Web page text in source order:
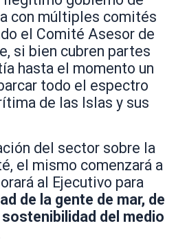
con múltiples comités
el Comité Asesor de
si bien cubren partes
hasta el momento un
todo el espectro
de las Islas y sus
del sector sobre la
el mismo comenzará a
al Ejecutivo para
de la gente de mar, de
sostenibilidad del medio